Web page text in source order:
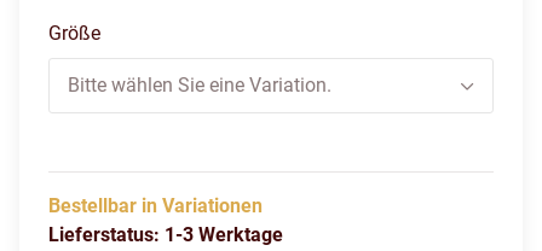
Größe
Bitte wählen Sie eine Variation.
Bestellbar in Variationen
Lieferstatus: 1-3 Werktage